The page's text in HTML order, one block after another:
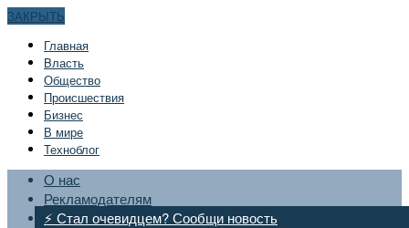
ЗАКРЫТЬ
Главная
Bласть
Общество
Происшествия
Бизнес
В мире
Техноблог
О нас
Рекламодателям
⚡ Стал очевидцем? Сообщи новость